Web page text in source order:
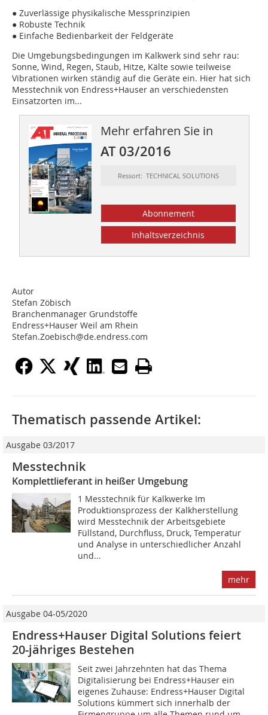
● Zuverlässige physikalische Messprinzipien
● Robuste Technik
● Einfache Bedienbarkeit der Feldgeräte
Die Umgebungsbedingungen im Kalkwerk sind sehr rau:
Sonne, Wind, Regen, Staub, Hitze, Kälte sowie teilweise
Vibrationen wirken ständig auf die Geräte ein. Hier hat sich
Messtechnik von Endress+Hauser an verschiedensten
Einsatzorten im...
Mehr erfahren Sie in
AT 03/2016
Ressort: TECHNICAL SOLUTIONS
Abonnement
Inhaltsverzeichnis
Autor
Stefan Zöbisch
Branchenmanager Grundstoffe
Endress+Hauser Weil am Rhein
Stefan.Zoebisch@de.endress.com
Thematisch passende Artikel:
Ausgabe 03/2017
Messtechnik
Komplettlieferant in heißer Umgebung
1 Messtechnik für Kalkwerke Im
Produktionsprozess der Kalkherstellung
wird Messtechnik der Arbeitsgebiete
Füllstand, Durchfluss, Druck, Temperatur
und Analyse in unterschiedlicher Anzahl
und...
mehr
Ausgabe 04-05/2020
Endress+Hauser Digital Solutions feiert
20-jähriges Bestehen
Seit zwei Jahrzehnten hat das Thema
Digitalisierung bei Endress+Hauser ein
eigenes Zuhause: Endress+Hauser Digital
Solutions kümmert sich innerhalb der